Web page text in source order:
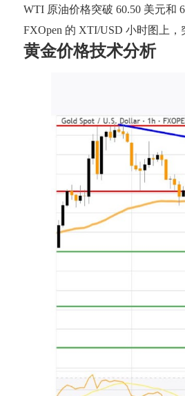
WTI 原油价格突破 60.50 美元和
FXOpen 的 XTI/USD 小时图上，
黄金价格技术分析